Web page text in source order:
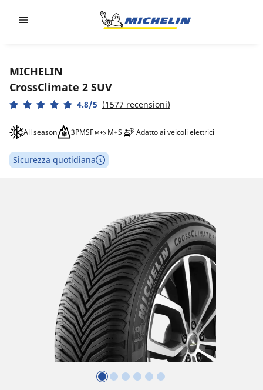
MICHELIN
CrossClimate 2 SUV
4.8/5 (1577 recensioni)
All season 3PMSF M+S Adatto ai veicoli elettrici
Sicurezza quotidiana